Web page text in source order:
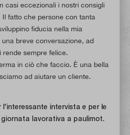
casi eccezionali i nostri consigli
fatto che persone con tanta
fiducia nella mia
breve conversazione, ad
rende sempre felice.
in ciò che faccio. È una bella
ad aiutare un cliente.
l'interessante intervista e per le
lavorativa a paulimot.